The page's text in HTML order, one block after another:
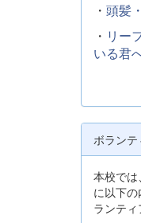
・ 頭髪
・ リー
いる君
ボラン
本校で
に以下
ランティ